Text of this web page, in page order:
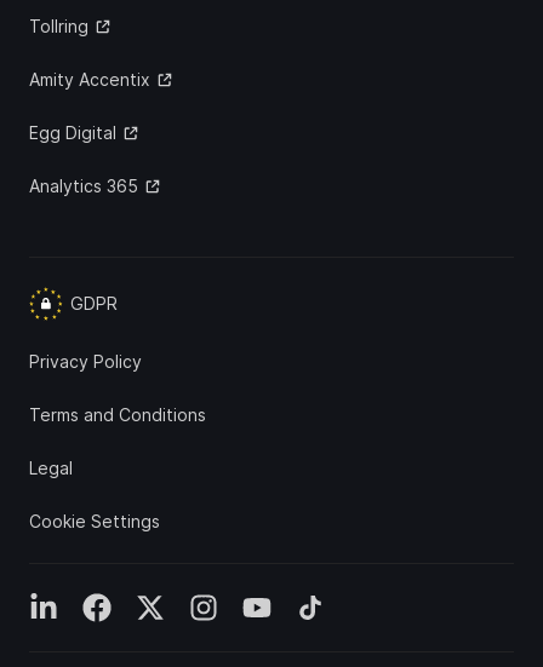
Tollring
Amity Accentix
Egg Digital
Analytics 365
GDPR
Privacy Policy
Terms and Conditions
Legal
Cookie Settings